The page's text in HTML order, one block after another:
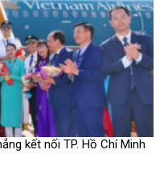
kết nối TP. Hồ Chí Minh